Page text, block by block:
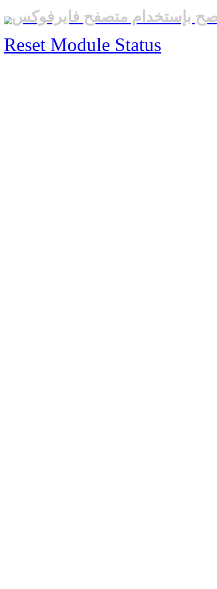
بإستخدام متصفح فايرفوكس
Reset Module Status